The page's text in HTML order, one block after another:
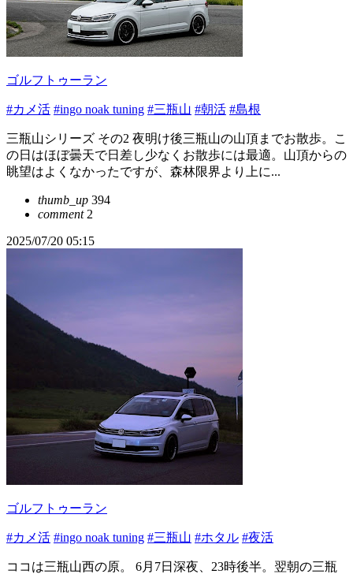
ゴルフトゥーラン
#カメ活 #ingo noak tuning #三瓶山 #朝活 #島根
三瓶山シリーズ その2 夜明け後三瓶山の山頂までお散歩。こ
の日はほぼ曇天で日差し少なくお散歩には最適。山頂からの
眺望はよくなかったですが、森林限界より上に...
thumb_up 394
comment2
2025/07/20 05:15
ゴルフトゥーラン
#カメ活 #ingo noak tuning #三瓶山 #ホタル #夜活
ココは三瓶山西の原。 6月7日深夜、23時後半。翌朝の三瓶